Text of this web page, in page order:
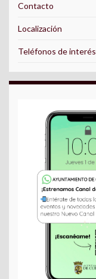
Contacto
Localización
Teléfonos de interés